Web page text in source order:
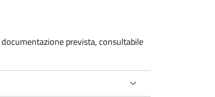
prevista, consultabile